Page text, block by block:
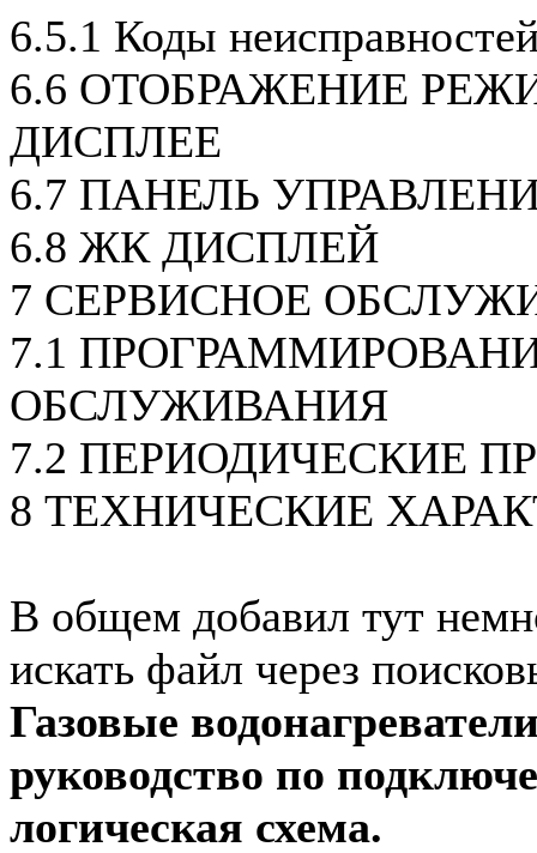
6.5.1 Коды
6.6 ОТОБРАЖЕНИЕ
ДИСПЛЕЕ
6.7 ПАНЕЛЬ
6.8 ЖК ДИСПЛЕЙ
7 СЕРВИСНОЕ
7.1
ОБСЛУЖИВАНИЯ
7.2 ПЕРИОДИЧЕСКИЕ
8 ТЕХНИЧЕСКИЕ
В общем добавил тут
искать файл через
Газовые
руководство по
логическая схема.